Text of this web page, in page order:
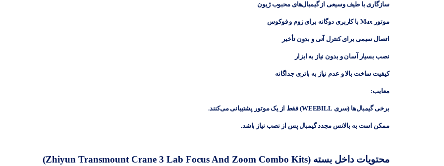
سازگاری با طیف وسیعی از گیمبال‌های محبوب ژیون
موتور Max با کاربری دوگانه برای زوم و فوکوس
اتصال سیمی برای کنترل آنی و بدون تأخیر
نصب بسیار آسان و بدون نیاز به ابزار
کیفیت ساخت بالا و عدم نیاز به باتری جداگانه
معایب:
برخی گیمبال‌ها (سری WEEBILL) فقط از یک موتور پشتیبانی می‌کنند.
ممکن است به بالانس مجدد گیمبال پس از نصب نیاز باشد.
محتویات داخل بسته (Zhiyun Transmount Crane 3 Lab Focus And Zoom Combo Kits )